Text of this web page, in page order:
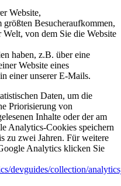
Website,
Besucheraufkommen,
von dem Sie die Website
haben, z.B. über eine
Website eines
einer unserer E-Mails.
Daten, um die
Priorisierung von
Inhalte oder der am
Analytics-Cookies speichern
zu zwei Jahren. Für weitere
Analytics klicken Sie
devguides/collection/